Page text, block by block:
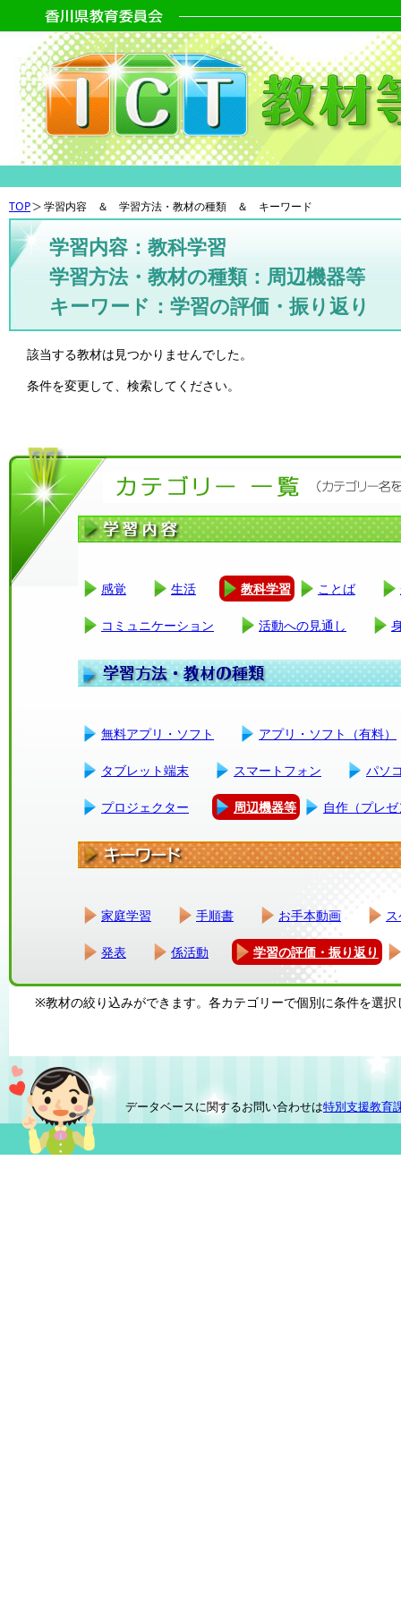
TOP 学習内容 ＆ 学習方法・教材の種類 ＆ キーワード
学習内容：教科学習
学習方法・教材の種類：周辺機器等
キーワード：学習の評価・振り返り
該当する教材は見つかりませんでした。
条件を変更して、検索してください。
感覚 生活 教科学習 ことば
コミュニケーション 活動への見通し
無料アプリ・ソフト アプリ・ソフト（有料）
タブレット端末 スマートフォン パソ
プロジェクター 周辺機器等 自作（プレ
家庭学習 手順書 お手本動画
発表 係活動 学習の評価・振り返り
※教材の絞り込みができます。各カテゴリーで個別に条件を選択
データベースに関するお問い合わせは特別支援教育